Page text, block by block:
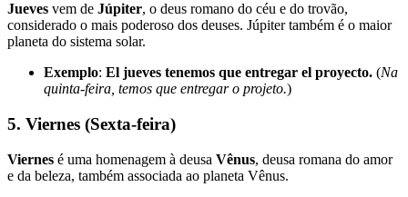
Jueves vem de Júpiter, o deus romano do céu e do trovão,
considerado o mais poderoso dos deuses. Júpiter também é o maior
planeta do sistema solar.
Exemplo: El jueves tenemos que entregar el proyecto. (Na
quinta-feira, temos que entregar o projeto.)
5. Viernes (Sexta-feira)
Viernes é uma homenagem à deusa Vênus, deusa romana do amor
e da beleza, também associada ao planeta Vênus.